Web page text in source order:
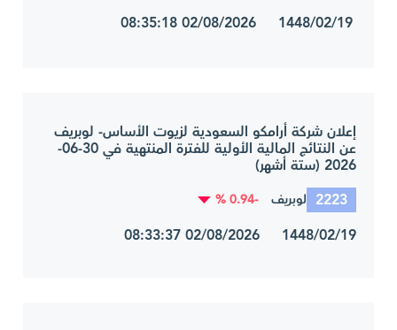
1448/02/19 02/08/2026 08:35:18
إعلان شركة أرامكو السعودية لزيوت الأساس- لوبريف
عن النتائج المالية الأولية للفترة المنتهية في 30-06-
2026 (ستة أشهر)
2223 لوبريف -0.94 %
1448/02/19 02/08/2026 08:33:37